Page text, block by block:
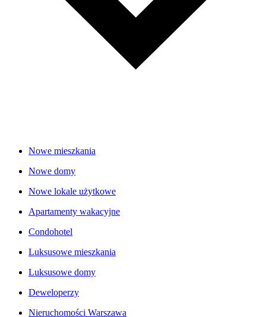
Nowe mieszkania
Nowe domy
Nowe lokale użytkowe
Apartamenty wakacyjne
Condohotel
Luksusowe mieszkania
Luksusowe domy
Deweloperzy
Nieruchomości Warszawa